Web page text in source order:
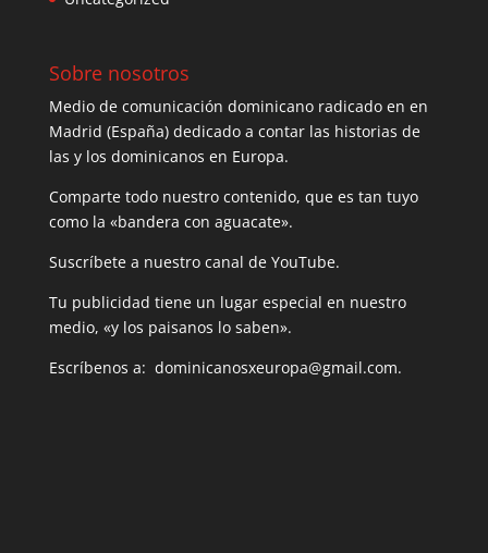
Sobre nosotros
Medio de comunicación dominicano radicado en en
Madrid (España) dedicado a contar las historias de
las y los dominicanos en Europa.
Comparte todo nuestro contenido, que es tan tuyo
como la «bandera con aguacate».
Suscríbete a nuestro canal de YouTube.
Tu publicidad tiene un lugar especial en nuestro
medio, «y los paisanos lo saben».
Escríbenos a: dominicanosxeuropa@gmail.com.